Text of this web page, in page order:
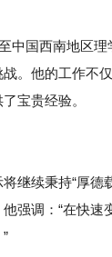
国西南地区理
。他的工作不
宝贵经验。
继续秉持“厚
强调：“在快速